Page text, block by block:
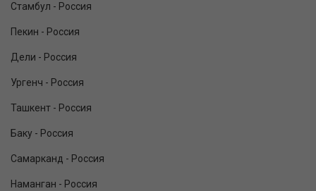
Стамбул - Россия
Пекин - Россия
Дели - Россия
Ургенч - Россия
Ташкент - Россия
Баку - Россия
Самарканд - Россия
Наманган - Россия